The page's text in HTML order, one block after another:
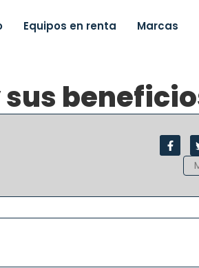
Equipos en renta Marcas